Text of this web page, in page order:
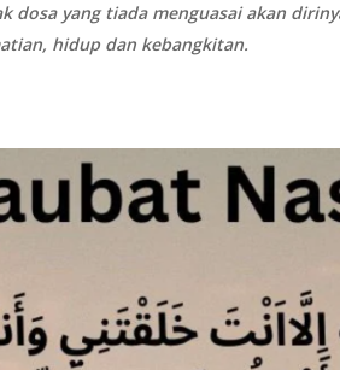
dosa yang tiada menguasai akan
hidup dan kebangkitan.